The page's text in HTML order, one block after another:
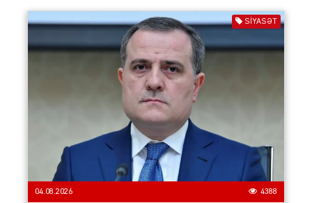
SIYASƏT
04.08.2026 4388